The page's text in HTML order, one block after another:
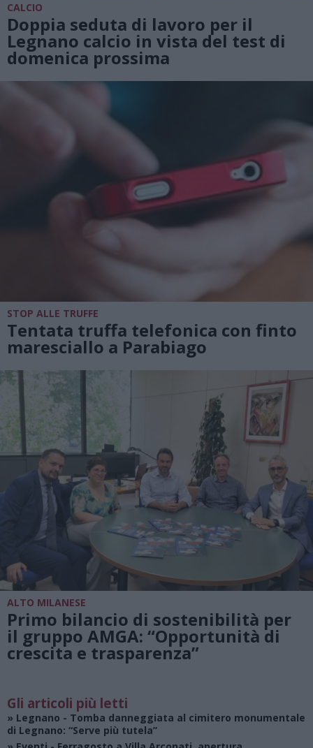
CALCIO
Doppia seduta di lavoro per il
Legnano calcio in vista del test di
domenica prossima
STOP ALLE TRUFFE
Tentata truffa telefonica con finto
maresciallo a Parabiago
ALTO MILANESE
Primo bilancio di sostenibilità per
il gruppo AMGA: “Opportunità di
crescita e trasparenza”
Gli articoli più letti
» Legnano - Tomba danneggiata al cimitero monumentale
di Legnano: “Serve più tutela”